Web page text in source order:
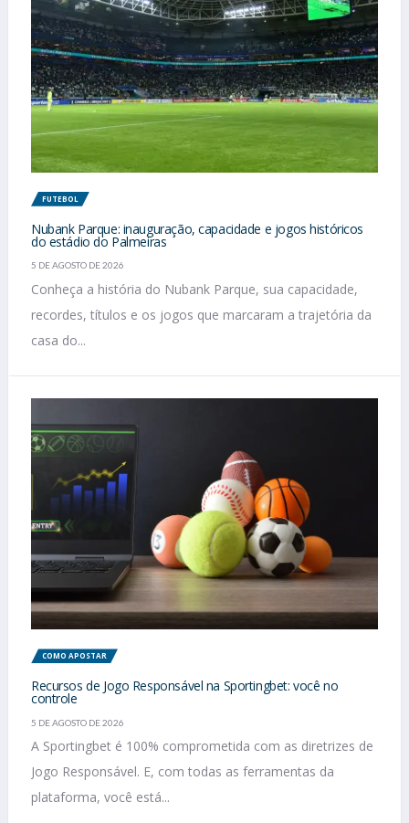
FUTEBOL
Nubank Parque: inauguração, capacidade e jogos históricos
do estádio do Palmeiras
5 DE AGOSTO DE 2026
Conheça a história do Nubank Parque, sua capacidade,
recordes, títulos e os jogos que marcaram a trajetória da
casa do...
COMO APOSTAR
Recursos de Jogo Responsável na Sportingbet: você no
controle
5 DE AGOSTO DE 2026
A Sportingbet é 100% comprometida com as diretrizes de
Jogo Responsável. E, com todas as ferramentas da
plataforma, você está...